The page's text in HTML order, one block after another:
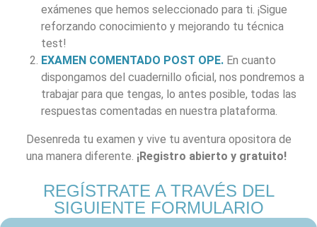
exámenes que hemos seleccionado para ti. ¡Sigue
reforzando conocimiento y mejorando tu técnica
test!
EXAMEN COMENTADO POST OPE. En cuanto
dispongamos del cuadernillo oficial, nos pondremos a
trabajar para que tengas, lo antes posible, todas las
respuestas comentadas en nuestra plataforma.
Desenreda tu examen y vive tu aventura opositora de
una manera diferente. ¡Registro abierto y gratuito!
REGÍSTRATE A TRAVÉS DEL
SIGUIENTE FORMULARIO